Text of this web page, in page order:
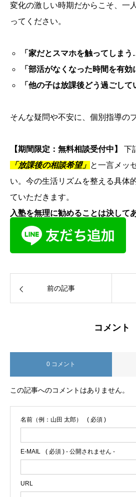
変化の激しい時期だからこそ、一
ってください。
「家だとスマホを触ってしまう
「部活がなくなった時間を有効
「他の子は放課後どう過ごして
そんな疑問や不安に、個別指導の
【期間限定：無料相談受付中】
下
「放課後の相談希望」 と一言メッ
い。今の生活リズムを整える具体
ていただきます。
入塾を無理に勧めることは決して
前の記事
コメント
0 コメント
この記事へのコメントはありません。
名前（例：山田 太郎） ( 必須 )
E-MAIL ( 必須 ) - 公開されません -
URL